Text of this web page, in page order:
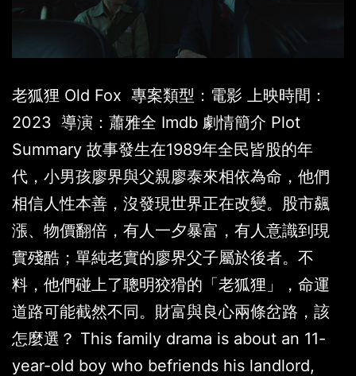
老狐狸 Old Fox 專案類型：電影 上映時間：
2023 導演：蕭雅全 Imdb 劇情簡介 Plot
Summary 故事發生在1989年全民皆股的年
代，小男孩廖界與父親廖泰來相依為命，他們
相信人性本善，沒發現世界正在改變。股市飆
漲、物價翻倍，有人一夕暴富，有人意識到現
實殘酷；單純老實的廖界父子屬於後者。不
料，他們碰上了聰明狡猾的「老狐狸」，命運
道路可能截然不同。財富與良心兩條岔路，該
怎麼選？ This family drama is about an 11-
year-old boy who befriends his landlord,